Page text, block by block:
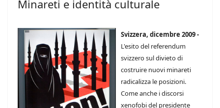
Minareti e identità culturale
Svizzera, dicembre 2009 -
L'esito del referendum
svizzero sul divieto di
costruire nuovi minareti
radicalizza le posizioni.
Come anche i discorsi
xenofobi del presidente